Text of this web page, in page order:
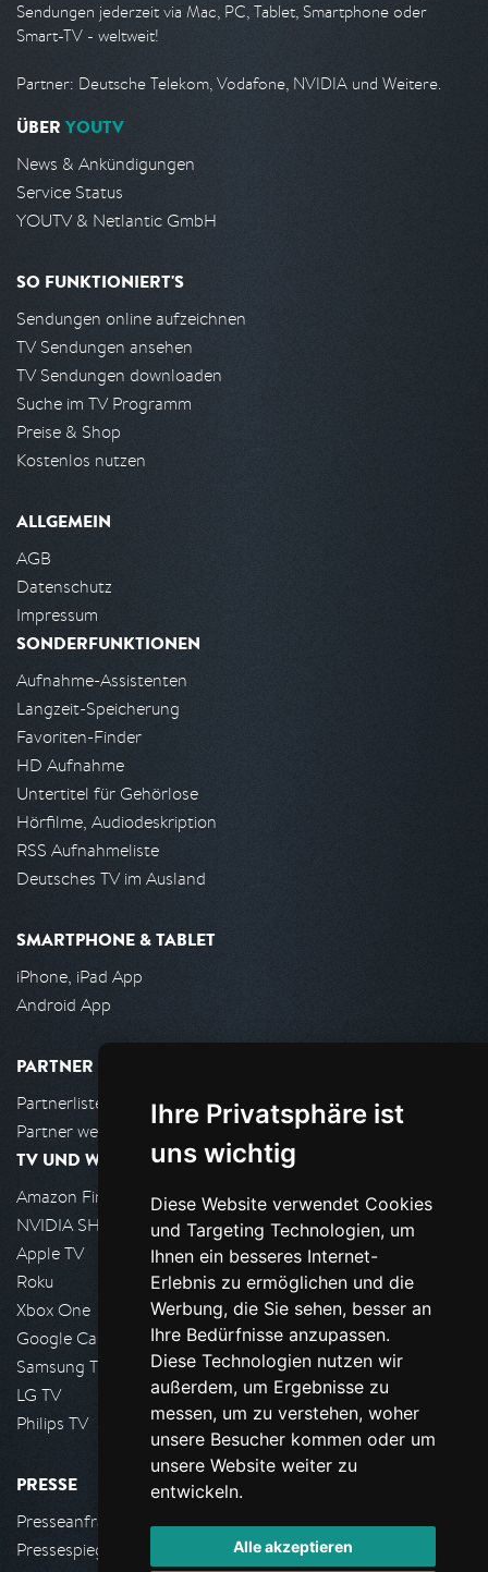
Ihre Privatsphäre ist
uns wichtig
Diese Website verwendet Cookies
und Targeting Technologien, um
Ihnen ein besseres Internet-
Erlebnis zu ermöglichen und die
Werbung, die Sie sehen, besser an
Ihre Bedürfnisse anzupassen.
Diese Technologien nutzen wir
außerdem, um Ergebnisse zu
messen, um zu verstehen, woher
unsere Besucher kommen oder um
unsere Website weiter zu
entwickeln.
Alle akzeptieren
Sendungen jederzeit via Mac, PC, Tablet, Smartphone oder
Smart-TV - weltweit!
Partner: Deutsche Telekom, Vodafone, NVIDIA und Weitere.
ÜBER YOUTV
News & Ankündigungen
Service Status
YOUTV & Netlantic GmbH
SO FUNKTIONIERT'S
Sendungen online aufzeichnen
TV Sendungen ansehen
TV Sendungen downloaden
Suche im TV Programm
Preise & Shop
Kostenlos nutzen
ALLGEMEIN
AGB
Datenschutz
Impressum
SONDERFUNKTIONEN
Aufnahme-Assistenten
Langzeit-Speicherung
Favoriten-Finder
HD Aufnahme
Untertitel für Gehörlose
Hörfilme, Audiodeskription
RSS Aufnahmeliste
Deutsches TV im Ausland
SMARTPHONE & TABLET
iPhone, iPad App
Android App
PARTNER
Partnerliste
Partner werden
TV UND WOHNZIMMER
Amazon FireTV
NVIDIA SHIELD, Google TV
Apple TV
Roku
Xbox One
Google Cast
Samsung TV
LG TV
Philips TV
PRESSE
Presseanfrage stellen
Pressespiegel